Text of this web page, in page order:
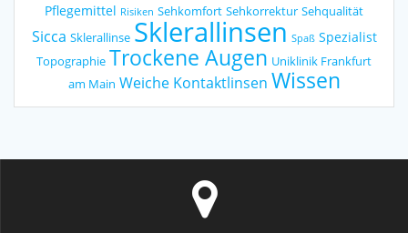
Pflegemittel Risiken Sehkomfort Sehkorrektur Sehqualität
Sicca Sklerallinse Sklerallinsen Spaß Spezialist
Topographie Trockene Augen Uniklinik Frankfurt
am Main Weiche Kontaktlinsen Wissen